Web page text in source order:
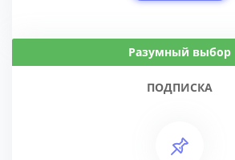
Разумный выбор
ПОДПИСКА